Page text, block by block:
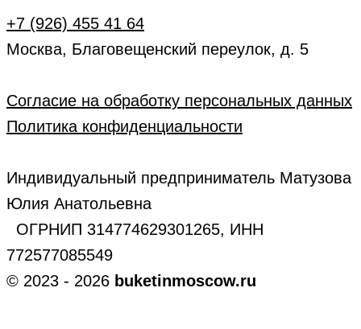
+7 (926) 455 41 64
Москва, Благовещенский переулок, д. 5
Согласие на обработку персональных данных
Политика конфиденциальности
Индивидуальный предприниматель Матузова
Юлия Анатольевна
ОГРНИП 314774629301265, ИНН
772577085549
© 2023 - 2026 buketinmoscow.ru